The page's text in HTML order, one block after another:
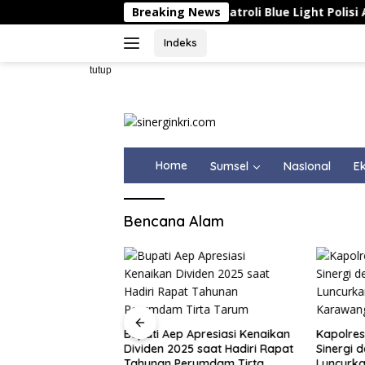
ke
Breaking News
Patroli Blue Light Polisi
Indeks
tutup
Home Sumsel NasIonal
Bencana Alam
Bupati Aep Apresiasi Kenaikan
Dividen 2025 saat Hadiri Rapat
Sinergi